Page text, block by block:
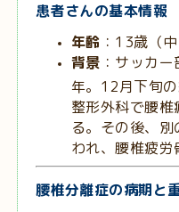
患者さんの基本情報
年齢 ：13歳（
背景 ：サッカ
年。12月下旬の
整形外科で腰椎
る。その後、
われ、腰椎疲労
腰椎分離症の病期と